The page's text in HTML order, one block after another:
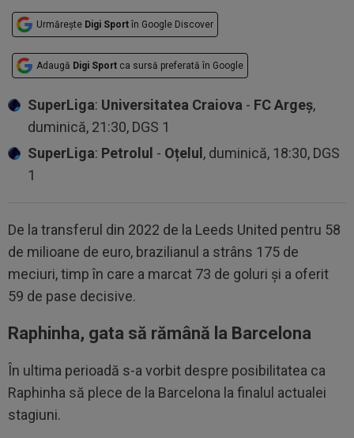
Urmărește Digi Sport în Google Discover
Adaugă Digi Sport ca sursă preferată în Google
SuperLiga: Universitatea Craiova - FC Argeș,
duminică, 21:30, DGS 1
SuperLiga: Petrolul - Oțelul, duminică, 18:30, DGS
1
De la transferul din 2022 de la Leeds United pentru 58
de milioane de euro, brazilianul a strâns 175 de
meciuri, timp în care a marcat 73 de goluri și a oferit
59 de pase decisive.
Raphinha, gata să rămână la Barcelona
În ultima perioadă s-a vorbit despre posibilitatea ca
Raphinha să plece de la Barcelona la finalul actualei
stagiuni.